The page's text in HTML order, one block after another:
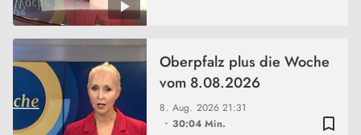
bookmark_border
8. Aug. 202621:31
30:04 Min.
Oberpfalz plus die Woche
vom 8.08.2026